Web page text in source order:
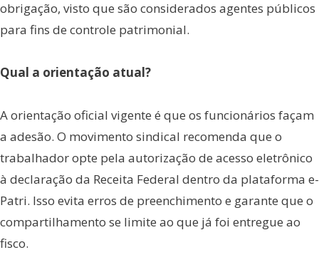
obrigação, visto que são considerados agentes públicos
para fins de controle patrimonial.
Qual a orientação atual?
A orientação oficial vigente é que os funcionários façam
a adesão. O movimento sindical recomenda que o
trabalhador opte pela autorização de acesso eletrônico
à declaração da Receita Federal dentro da plataforma e-
Patri. Isso evita erros de preenchimento e garante que o
compartilhamento se limite ao que já foi entregue ao
fisco.